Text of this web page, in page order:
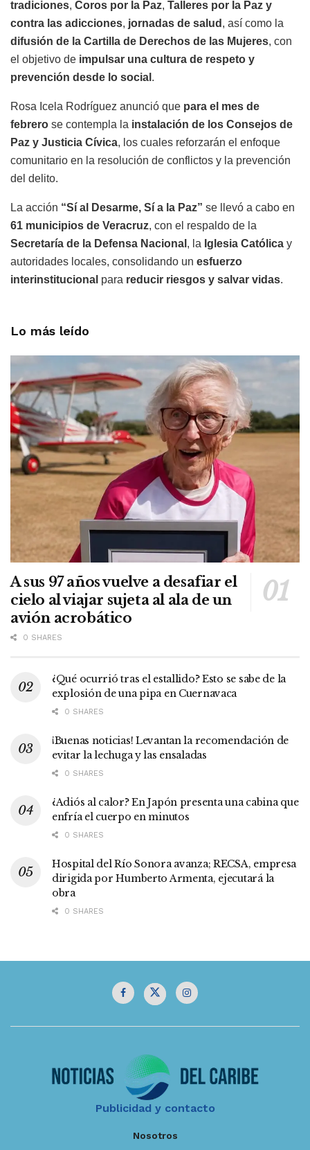
tradiciones, Coros por la Paz, Talleres por la Paz y
contra las adicciones, jornadas de salud , así como la
difusión de la Cartilla de Derechos de las Mujeres, con
el objetivo de impulsar una cultura de respeto y
prevención desde lo social .
Rosa Icela Rodríguez anunció que para el mes de
febrero se contempla la instalación de los Consejos de
Paz y Justicia Cívica, los cuales reforzarán el enfoque
comunitario en la resolución de conflictos y la prevención
del delito.
La acción “Sí al Desarme, Sí a la Paz” se llevó a cabo en
61 municipios de Veracruz, con el respaldo de la
Secretaría de la Defensa Nacional , la Iglesia Católica y
autoridades locales, consolidando un esfuerzo
interinstitucional para reducir riesgos y salvar vidas.
Lo más leído
A sus 97 años vuelve a desafiar el
cielo al viajar sujeta al ala de un
avión acrobático
0 SHARES
¿Qué ocurrió tras el estallido? Esto se sabe de la
explosión de una pipa en Cuernavaca
0 SHARES
¡Buenas noticias! Levantan la recomendación de
evitar la lechuga y las ensaladas
0 SHARES
¿Adiós al calor? En Japón presenta una cabina que
enfría el cuerpo en minutos
0 SHARES
Hospital del Río Sonora avanza; RECSA, empresa
dirigida por Humberto Armenta, ejecutará la
obra
0 SHARES
Publicidad y contacto
Nosotros